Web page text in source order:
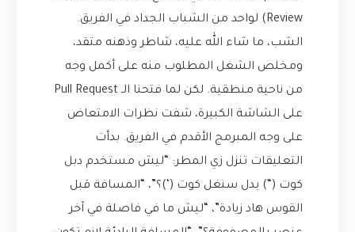
Review) لواحد من الشباب الجداد في الفريق.
الشب، ما شاء الله عليه، شاطر وذهنه متقد،
ومخلص الشغل المطلوب منه على أكمل وجه
من ناحية منطقية. لكن لما فتحنا الـ Pull Request
على الشاشة الكبيرة، شفت نظرات الامتعاض
على وجه المبرمج الأقدم في الفريق. بدأت
التعليقات تنزل زي المطر: “ليش مستخدم دبل
كوت (“) بدل سنغل كوت (‘)؟”، “المسافة قبل
القوس هاد زيادة”، “ليش ما في فاصلة في آخر